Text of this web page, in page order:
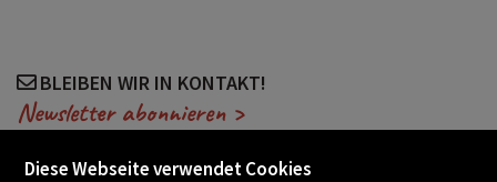
BLEIBEN WIR IN KONTAKT!
Newsletter abonnieren >
Diese Webseite verwendet Cookies